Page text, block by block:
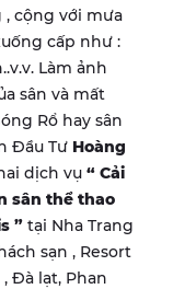
cộng với mưa
cấp như :
Làm ảnh
sân và mất
Rổ hay sân
Đầu Tư Hoàng
dịch vụ “ Cải
sân thể thao
” tại Nha Trang
sạn , Resort
Đà lạt, Phan